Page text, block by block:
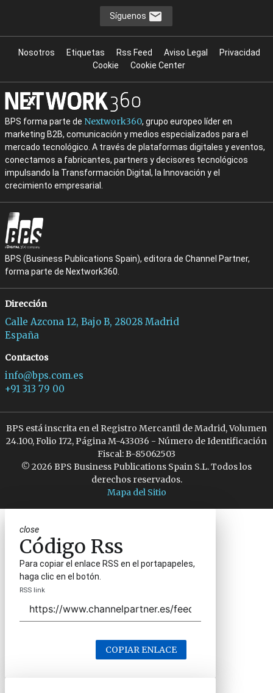
Síguenos
Nosotros Etiquetas Rss Feed Aviso Legal
Privacidad
Cookie
Cookie Center
BPS forma parte de Nextwork360, grupo europeo líder en
marketing B2B, comunicación y medios especializados para el
mercado tecnológico. A través de plataformas digitales y eventos,
conectamos a fabricantes, partners y decisores tecnológicos
impulsando la Transformación Digital, la Innovación y el
crecimiento empresarial.
BPS (Business Publications Spain), editora de Channel Partner,
forma parte de Nextwork360.
Dirección
Calle Azcona 12, Bajo B, 28028 Madrid
España
Contactos
info@bps.com.es
+91 313 79 00
BPS está inscrita en el Registro Mercantil de Madrid, Volumen
24.100, Folio 172, Página M-433036 - Número de Identificación
Fiscal: B-85062503
© 2026 BPS Business Publications Spain S.L. Todos los
derechos reservados.
Mapa del Sitio
close
Código Rss
Para copiar el enlace RSS en el portapapeles,
haga clic en el botón.
RSS link
COPIAR ENLACE